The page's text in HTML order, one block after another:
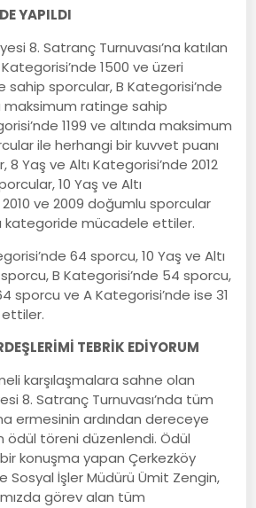
YAPILDI
8. Satranç Turnuvası’na katılan
1500 ve üzeri
sporcular, B Kategorisi’nde
maksimum ratinge sahip
1199 ve altında maksimum
ile herhangi bir kuvvet puanı
Yaş ve Altı Kategorisi’nde 2012
10 Yaş ve Altı
ve 2009 doğumlu sporcular
kategoride mücadele ettiler.
64 sporcu, 10 Yaş ve Altı
B Kategorisi’nde 54 sporcu,
sporcu ve A Kategorisi’nde ise 31
TEBRİK EDİYORUM
karşılaşmalara sahne olan
8. Satranç Turnuvası’nda tüm
ermesinin ardından dereceye
ödül töreni düzenlendi. Ödül
konuşma yapan Çerkezköy
Sosyal İşler Müdürü Ümit Zengin,
görev alan tüm